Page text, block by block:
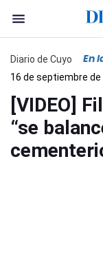
Diario de Cuyo En
16 de septiembre de
[VIDEO]
“se